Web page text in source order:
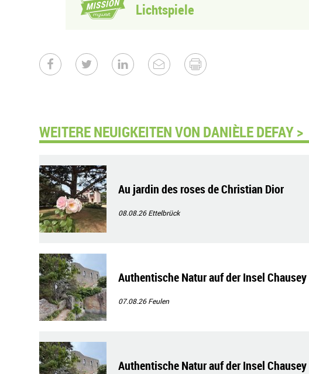
Lichtspiele
WEITERE NEUIGKEITEN VON DANIÈLE DEFAY >
Au jardin des roses de Christian Dior
08.08.26Ettelbrück
Authentische Natur auf der Insel Chausey
07.08.26Feulen
Authentische Natur auf der Insel Chausey